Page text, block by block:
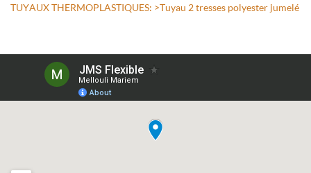
TUYAUX THERMOPLASTIQUES: >Tuyau 2 tresses polyester jumelé